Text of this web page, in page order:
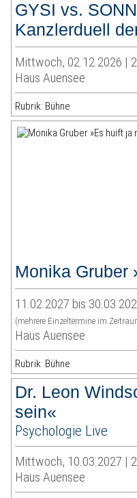
GYSI vs.
Kanzlerduell
Mittwoch, 02.12.2026 |
Haus Auensee
Rubrik: Bühne
Monika Gruber
11.02.2027 bis
(mehrere Einzeltermine im
Haus Auensee
Rubrik: Bühne
Dr. Leon
sein«
Psychologie Live
Mittwoch, 10.03.2027 |
Haus Auensee